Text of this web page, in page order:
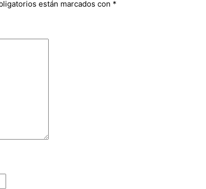
están marcados con *